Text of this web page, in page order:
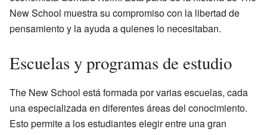
New School muestra su compromiso con la libertad de
pensamiento y la ayuda a quienes lo necesitaban.
Escuelas y programas de estudio
The New School está formada por varias escuelas, cada
una especializada en diferentes áreas del conocimiento.
Esto permite a los estudiantes elegir entre una gran